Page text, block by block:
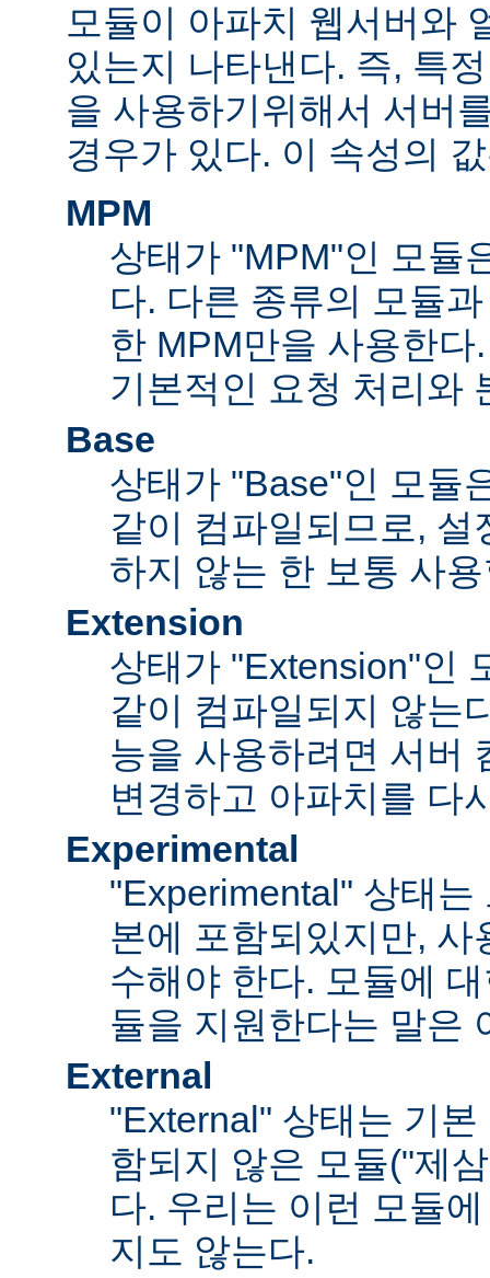
모듈이 아파치 웹서버와
있는지 나타낸다. 즉, 특
을 사용하기위해서 서버
경우가 있다. 이 속성의
MPM
상태가 "MPM"인 모듈
다. 다른 종류의 모듈
한 MPM만을 사용한
기본적인 요청 처리와
Base
상태가 "Base"인 모듈
같이 컴파일되므로,
하지 않는 한 보통 사
Extension
상태가 "Extension"인
같이 컴파일되지 않는
능을 사용하려면 서버
변경하고 아파치를 다
Experimental
"Experimental" 상태는
본에 포함되있지만, 사
수해야 한다. 모듈에
듈을 지원한다는 말은
External
"External" 상태는 기
함되지 않은 모듈("제
다. 우리는 이런 모듈
지도 않는다.